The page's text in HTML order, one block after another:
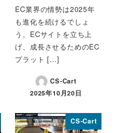
EC業界の情勢は2025年
も進化を続けるでしょ
う。ECサイトを立ち上
げ、成長させるためのEC
プラット […]
CS-Cart
投稿日
2025年10月20日
CS-Cart